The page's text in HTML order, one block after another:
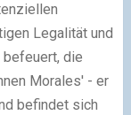
Legalität und
die
Morales' - er
befindet sich